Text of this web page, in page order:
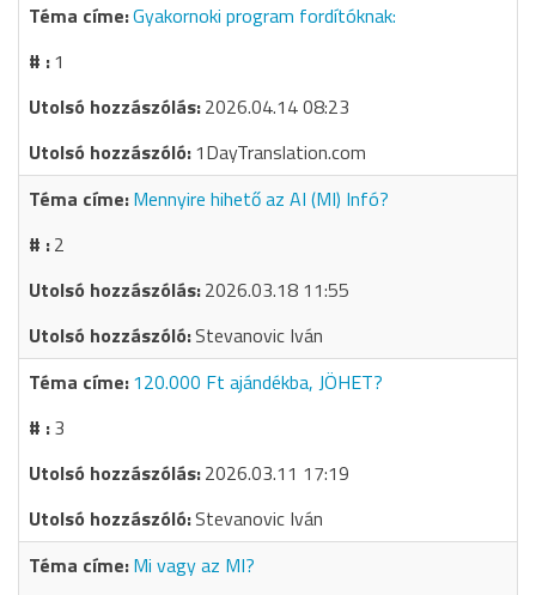
Gyakornoki program fordítóknak:
1
2026.04.14 08:23
1DayTranslation.com
Mennyire hihető az AI (MI) Infó?
2
2026.03.18 11:55
Stevanovic Iván
120.000 Ft ajándékba, JÖHET?
3
2026.03.11 17:19
Stevanovic Iván
Mi vagy az MI?